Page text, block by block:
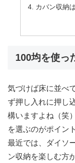
カバン収納
100均を使っ
気づけば床に並べ
ず押し入れに押し
構いますよね（笑
を選ぶのがポイン
最近では、ダイソ
ン収納を楽しむ方